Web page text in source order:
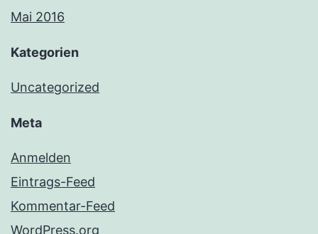
Mai 2016
Kategorien
Uncategorized
Meta
Anmelden
Eintrags-Feed
Kommentar-Feed
WordPress.org